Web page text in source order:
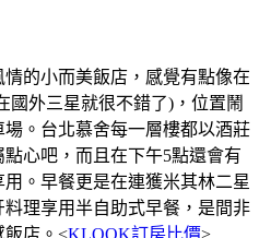
的小而美飯店，感覺有點像在
國外三星就很不錯了)，位置鬧
。台北慕舍每一層樓都以酒莊
心吧，而且在下午5點還會有
。早餐更是在連獲米其林二星
料理享用半自助式早餐，是間非
飯店。<KLOOK訂房比價>